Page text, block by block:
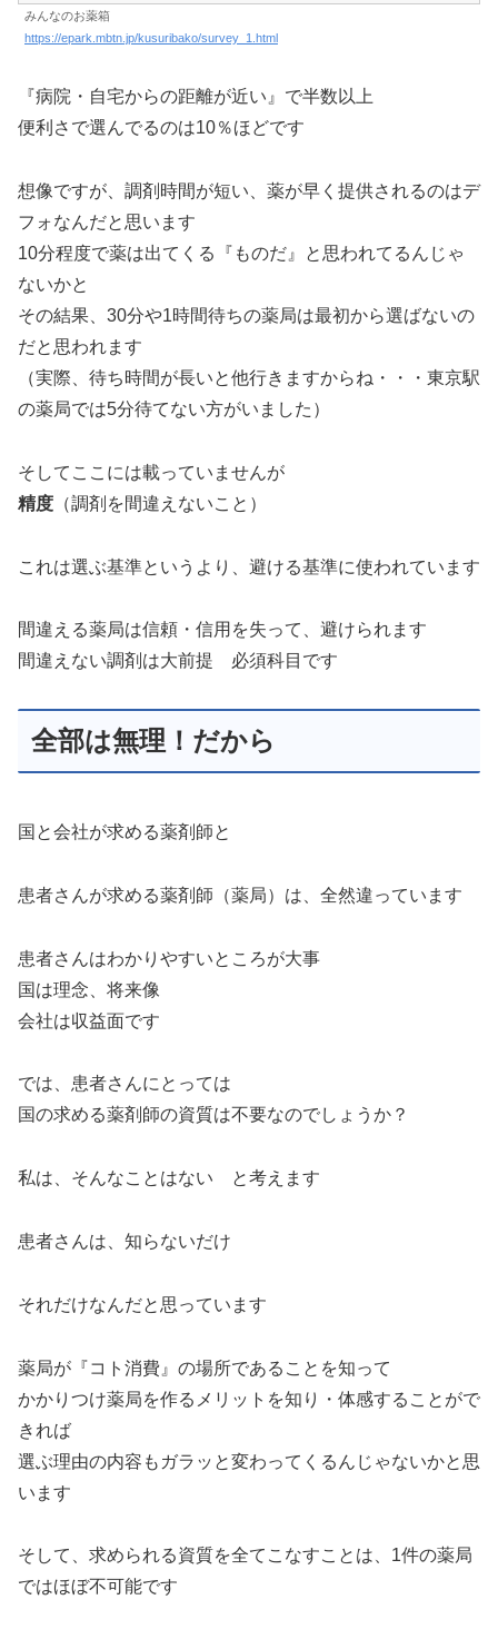
みんなのお薬箱
https://epark.mbtn.jp/kusuribako/survey_1.html
『病院・自宅からの距離が近い』で半数以上
便利さで選んでるのは10％ほどです
想像ですが、調剤時間が短い、薬が早く提供されるのはデ
フォなんだと思います
10分程度で薬は出てくる『ものだ』と思われてるんじゃ
ないかと
その結果、30分や1時間待ちの薬局は最初から選ばないの
だと思われます
（実際、待ち時間が長いと他行きますからね・・・東京駅
の薬局では5分待てない方がいました）
そしてここには載っていませんが
精度 （調剤を間違えないこと）
これは選ぶ基準というより、避ける基準に使われています
間違える薬局は信頼・信用を失って、避けられます
間違えない調剤は大前提 必須科目です
全部は無理！だから
国と会社が求める薬剤師と
患者さんが求める薬剤師（薬局）は、全然違っています
患者さんはわかりやすいところが大事
国は理念、将来像
会社は収益面です
では、患者さんにとっては
国の求める薬剤師の資質は不要なのでしょうか？
私は、そんなことはない と考えます
患者さんは、知らないだけ
それだけなんだと思っています
薬局が『コト消費』の場所であることを知って
かかりつけ薬局を作るメリットを知り・体感することがで
きれば
選ぶ理由の内容もガラッと変わってくるんじゃないかと思
います
そして、求められる資質を全てこなすことは、1件の薬局
ではほぼ不可能です